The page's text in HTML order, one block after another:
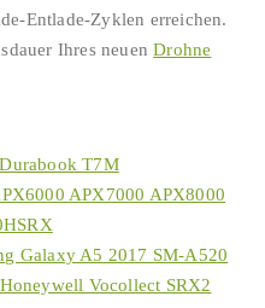
Entlade-Zyklen erreichen.
Ihres neuenDrohne
T7M
APX7000 APX8000
Galaxy A5 2017 SM-A520
Vocollect SRX2